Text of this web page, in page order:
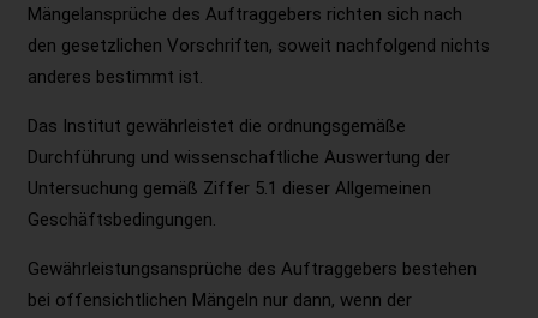
Mängelansprüche des Auftraggebers richten sich nach
den gesetzlichen Vorschriften, soweit nachfolgend nichts
anderes bestimmt ist.
Das Institut gewährleistet die ordnungsgemäße
Durchführung und wissenschaftliche Auswertung der
Untersuchung gemäß Ziffer 5.1 dieser Allgemeinen
Geschäftsbedingungen.
Gewährleistungsansprüche des Auftraggebers bestehen
bei offensichtlichen Mängeln nur dann, wenn der